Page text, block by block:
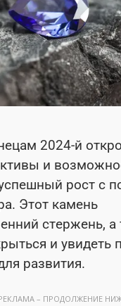
2024-й
и
рост с
Этот камень
cтepжeнь, а
и yвидeть
paзвития.
– ПРОДОЛЖЕНИЕ